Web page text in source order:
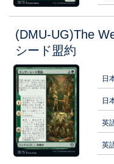
(DMU-UG)The
シード盟約
日
日
英
英